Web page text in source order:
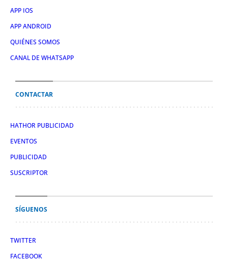
APP IOS
APP ANDROID
QUIÉNES SOMOS
CANAL DE WHATSAPP
CONTACTAR
HATHOR PUBLICIDAD
EVENTOS
PUBLICIDAD
SUSCRIPTOR
SÍGUENOS
TWITTER
FACEBOOK